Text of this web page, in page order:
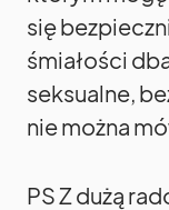
się
śmiałości
seksualne,
nie można
PS Z dużą